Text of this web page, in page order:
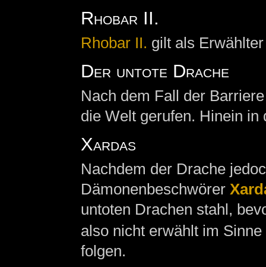
Rhobar II.
Rhobar II. gilt als
Der untote Drache
Nach dem Fall der
die Welt gerufen. Hinein in
Xardas
Nachdem der Drache
Dämonenbeschwörer
untoten Drachen stahl,
also nicht erwählt im
folgen.